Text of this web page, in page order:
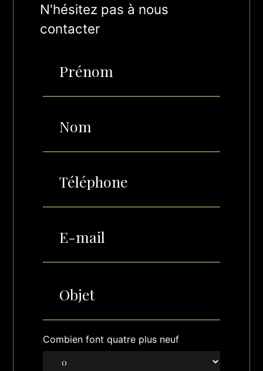
N'hésitez pas à nous
contacter
Combien font quatre plus neuf